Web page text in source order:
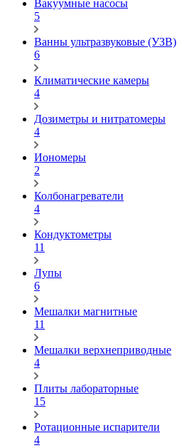
Вакуумные насосы
5
Ванны ультразвуковые (УЗВ)
6
Климатические камеры
4
Дозиметры и нитратомеры
4
Иономеры
2
Колбонагреватели
4
Кондуктометры
11
Лупы
6
Мешалки магнитные
11
Мешалки верхнеприводные
4
Плиты лабораторные
15
Ротационные испарители
4